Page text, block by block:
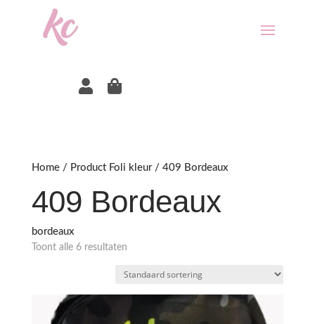
 
Home/ Product Foli kleur / 409 Bordeaux
409 Bordeaux
bordeaux
Toont alle 6 resultaten